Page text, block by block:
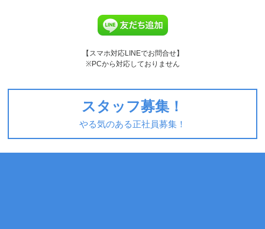
【スマホ対応LINEでお問合せ】
※PCから対応しておりません
スタッフ募集！
やる気のある正社員募集！